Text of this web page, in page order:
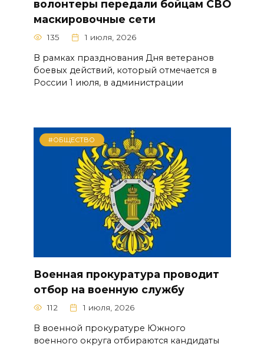
волонтеры передали бойцам СВО
маскировочные сети
135 1 июля, 2026
В рамках празднования Дня ветеранов
боевых действий, который отмечается в
России 1 июля, в администрации
#ОБЩЕСТВО
Военная прокуратура проводит
отбор на военную службу
112 1 июля, 2026
В военной прокуратуре Южного
военного округа отбираются кандидаты